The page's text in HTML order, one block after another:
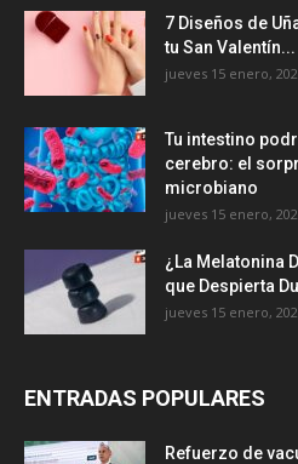
7 Diseños de
tu San Valentín...
jueves 15 enero,
Tu intestino
cerebro: el
microbiano
jueves 15 enero,
¿La Melatonina
que Despierta
jueves 15 enero,
ENTRADAS POPULARES
Refuerzo de